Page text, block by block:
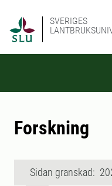
SVERIGES
Forskning
Sidan granskad: